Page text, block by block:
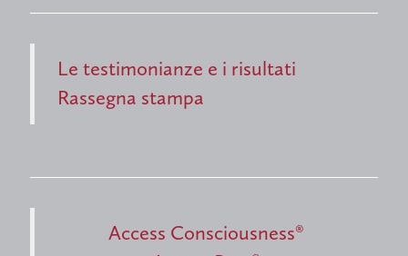
Le testimonianze e i risultati
Rassegna stampa
Access Consciousness®